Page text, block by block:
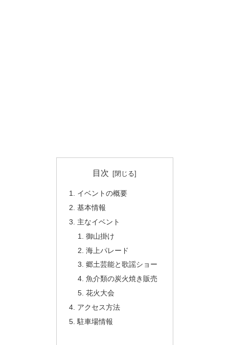
目次
イベントの概要
基本情報
主なイベント
御山掛け
海上パレード
郷土芸能と歌謡ショー
魚介類の炭火焼き販売
花火大会
アクセス方法
駐車場情報